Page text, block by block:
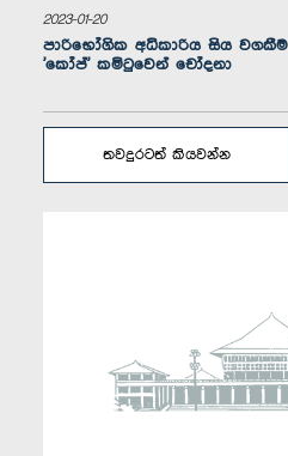
2023-01-20
පාරිභෝගික අධිකාරිය සිය වගකීම
'කෝප්' කමිටුවෙන් චෝදනා
තවදුරටත් කියවන්න